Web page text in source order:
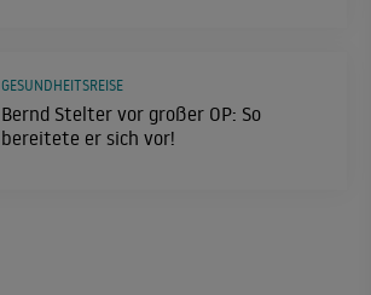
Bernd Stelter vor großer OP: So
bereitete er sich vor!
GESUNDHEITSREISE